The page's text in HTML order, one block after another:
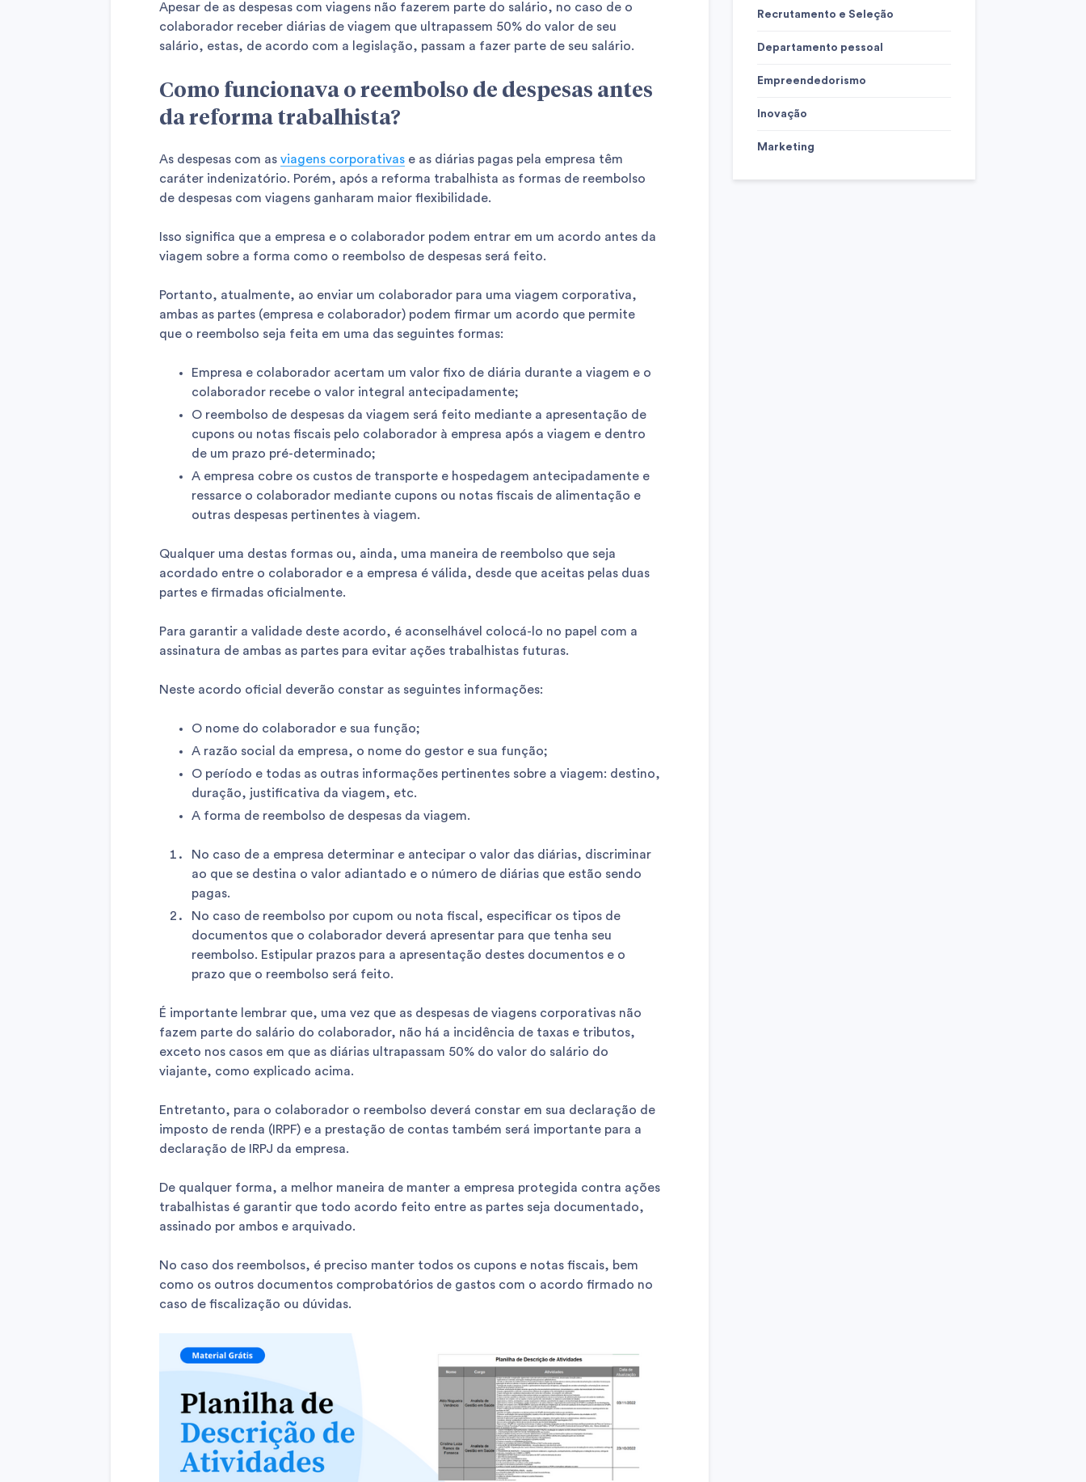
Apesar de as despesas com viagens não fazerem parte do salário, no caso de o
colaborador receber diárias de viagem que ultrapassem 50% do valor de seu
salário, estas, de acordo com a legislação, passam a fazer parte de seu salário.
Como funcionava o reembolso de despesas antes
da reforma trabalhista?
As despesas com as viagens corporativas e as diárias pagas pela empresa têm
caráter indenizatório. Porém, após a reforma trabalhista as formas de reembolso
de despesas com viagens ganharam maior flexibilidade.
Isso significa que a empresa e o colaborador podem entrar em um acordo antes da
viagem sobre a forma como o reembolso de despesas será feito.
Portanto, atualmente, ao enviar um colaborador para uma viagem corporativa,
ambas as partes (empresa e colaborador) podem firmar um acordo que permite
que o reembolso seja feita em uma das seguintes formas:
Empresa e colaborador acertam um valor fixo de diária durante a viagem e o
colaborador recebe o valor integral antecipadamente;
O reembolso de despesas da viagem será feito mediante a apresentação de
cupons ou notas fiscais pelo colaborador à empresa após a viagem e dentro
de um prazo pré-determinado;
A empresa cobre os custos de transporte e hospedagem antecipadamente e
ressarce o colaborador mediante cupons ou notas fiscais de alimentação e
outras despesas pertinentes à viagem.
Qualquer uma destas formas ou, ainda, uma maneira de reembolso que seja
acordado entre o colaborador e a empresa é válida, desde que aceitas pelas duas
partes e firmadas oficialmente.
Para garantir a validade deste acordo, é aconselhável colocá-lo no papel com a
assinatura de ambas as partes para evitar ações trabalhistas futuras.
Neste acordo oficial deverão constar as seguintes informações:
O nome do colaborador e sua função;
A razão social da empresa, o nome do gestor e sua função;
O período e todas as outras informações pertinentes sobre a viagem: destino,
duração, justificativa da viagem, etc.
A forma de reembolso de despesas da viagem.
No caso de a empresa determinar e antecipar o valor das diárias, discriminar
ao que se destina o valor adiantado e o número de diárias que estão sendo
pagas.
No caso de reembolso por cupom ou nota fiscal, especificar os tipos de
documentos que o colaborador deverá apresentar para que tenha seu
reembolso. Estipular prazos para a apresentação destes documentos e o
prazo que o reembolso será feito.
É importante lembrar que, uma vez que as despesas de viagens corporativas não
fazem parte do salário do colaborador, não há a incidência de taxas e tributos,
exceto nos casos em que as diárias ultrapassam 50% do valor do salário do
viajante, como explicado acima.
Entretanto, para o colaborador o reembolso deverá constar em sua declaração de
imposto de renda (IRPF) e a prestação de contas também será importante para a
declaração de IRPJ da empresa.
De qualquer forma, a melhor maneira de manter a empresa protegida contra ações
trabalhistas é garantir que todo acordo feito entre as partes seja documentado,
assinado por ambos e arquivado.
No caso dos reembolsos, é preciso manter todos os cupons e notas fiscais, bem
como os outros documentos comprobatórios de gastos com o acordo firmado no
caso de fiscalização ou dúvidas.
Recrutamento e Seleção
Departamento pessoal
Empreendedorismo
Inovação
Marketing